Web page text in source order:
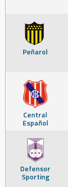
Peñarol
Central
Español
Defensor
Sporting